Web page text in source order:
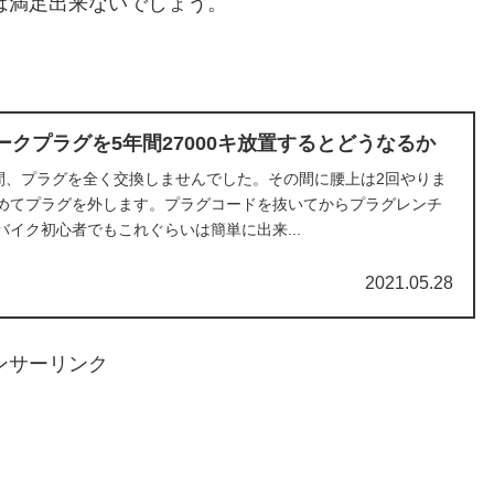
クプラグを5年間27000キ放置するとどうなるか
プラグを全く交換しませんでした。その間に腰上は2回やりま
てプラグを外します。プラグコードを抜いてからプラグレンチ
イク初心者でもこれぐらいは簡単に出来...
2021.05.28
サーリンク